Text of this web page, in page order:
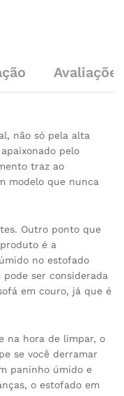
não só pela alta
pelo
traz ao
modelo que nunca
Outro ponto que
é a
no estofado
ser considerada
em couro, já que é
na hora de limpar, o
se você derramar
paninho úmido e
o estofado em